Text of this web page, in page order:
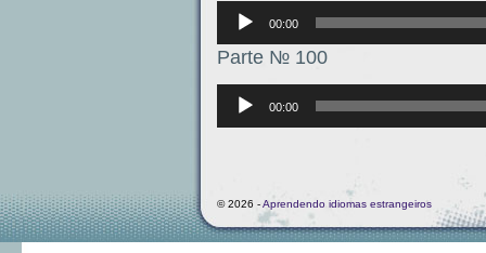
Аудиоплеер
00:00
Parte № 100
Аудиоплеер
00:00
© 2026 -Aprendendo idiomas estrangeiros